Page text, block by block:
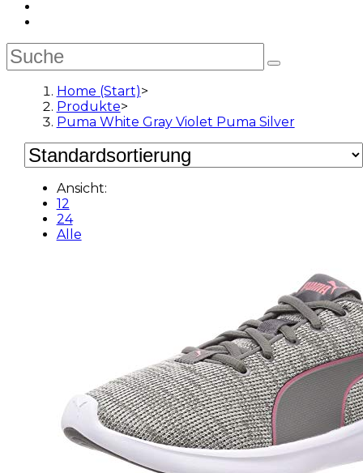
Home (Start)>
Produkte>
Puma White Gray Violet Puma Silver
Ansicht:
12
24
Alle